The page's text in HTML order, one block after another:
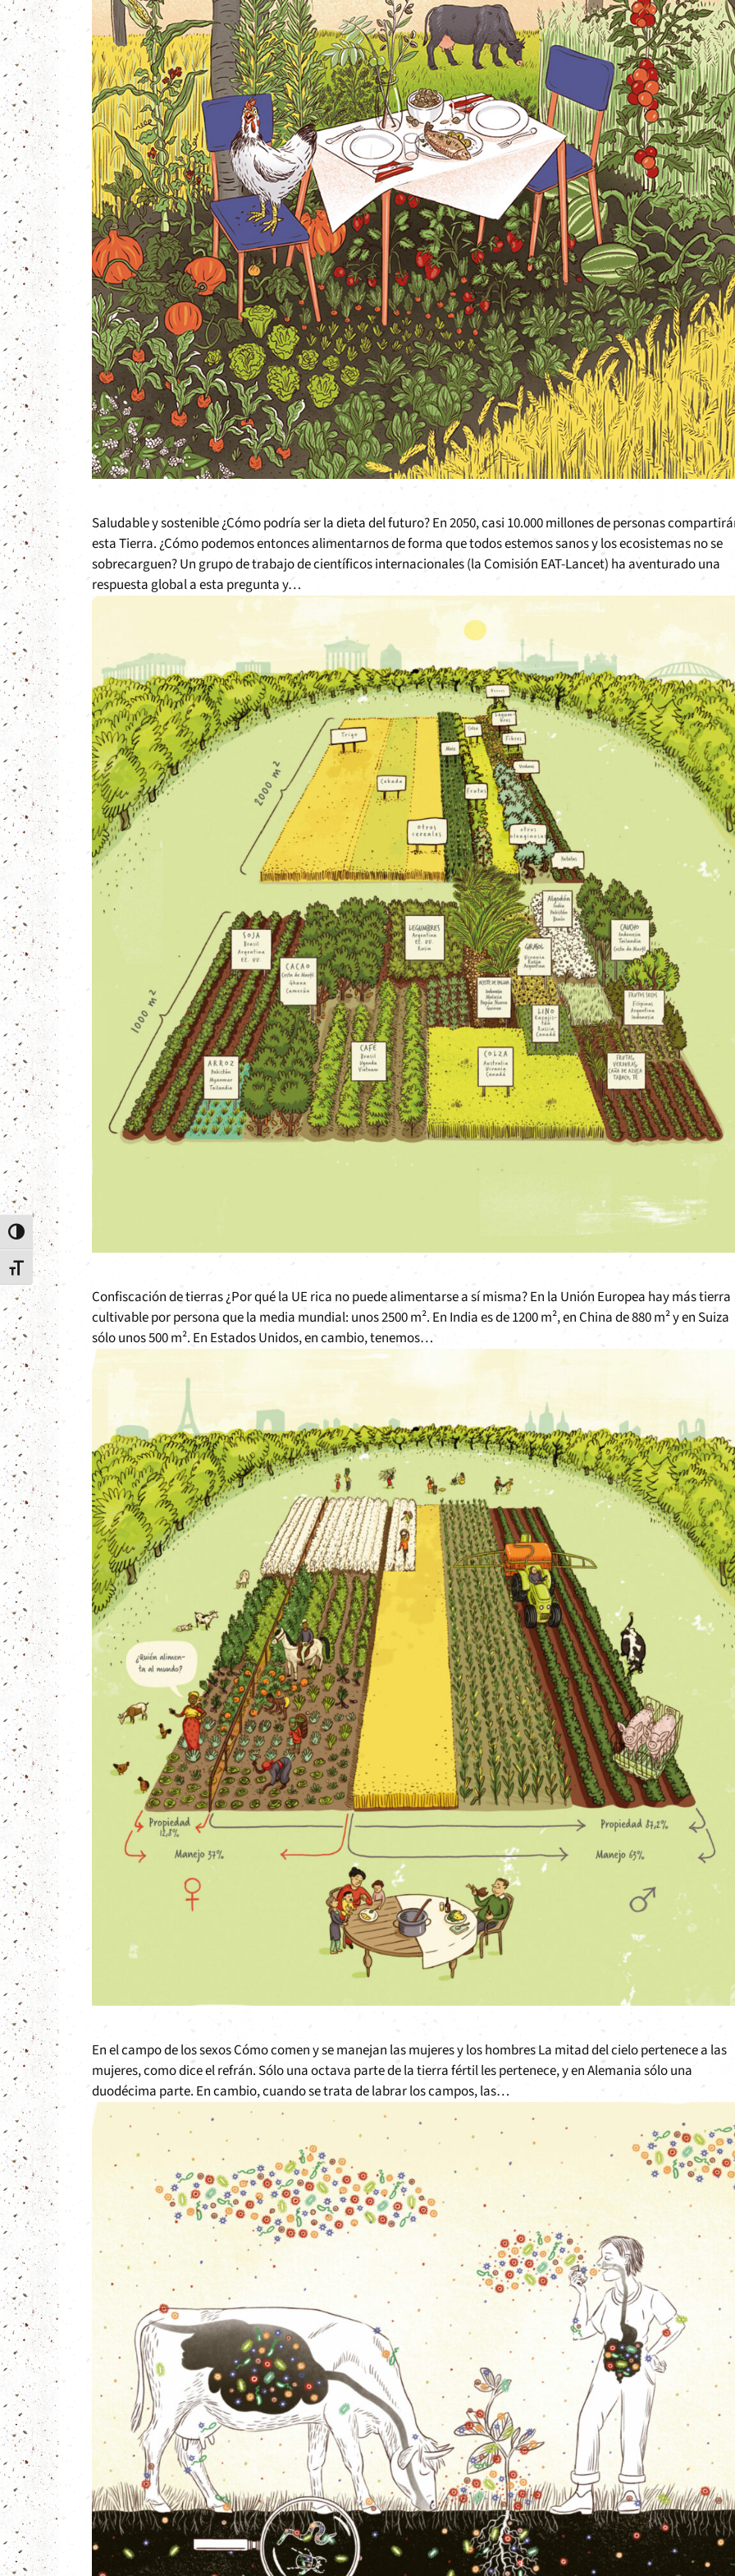
Alternar alto contraste
Alternar tamaño de letra
Saludable y sostenible ¿Cómo podría ser la dieta del futuro? En 2050, casi 10.000 millones de personas
esta Tierra. ¿Cómo podemos entonces alimentarnos de forma que todos estemos sanos y los ecosistemas no se
sobrecarguen? Un grupo de trabajo de científicos internacionales (la Comisión EAT-Lancet) ha aventurado una
respuesta global a esta pregunta y…
Confiscación de tierras ¿Por qué la UE rica no puede alimentarse a sí misma? En la Unión Europea hay más tierra
cultivable por persona que la media mundial: unos 2500 m². En India es de 1200 m², en China de 880 m² y en Suiza
sólo unos 500 m². En Estados Unidos, en cambio, tenemos…
En el campo de los sexos Cómo comen y se manejan las mujeres y los hombres La mitad del cielo pertenece a las
mujeres, como dice el refrán. Sólo una octava parte de la tierra fértil les pertenece, y en Alemania sólo una
duodécima parte. En cambio, cuando se trata de labrar los campos, las…